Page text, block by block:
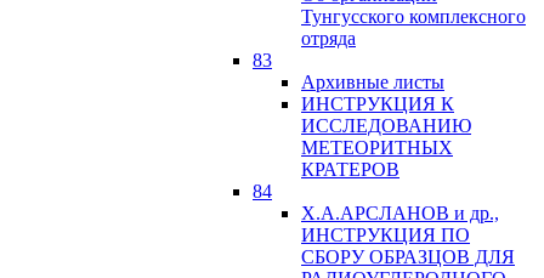
Тунгусского комплексного
отряда
83
Архивные листы
ИНСТРУКЦИЯ К
ИССЛЕДОВАНИЮ
МЕТЕОРИТНЫХ
КРАТЕРОВ
84
Х.А.АРСЛАНОВ и др.,
ИНСТРУКЦИЯ ПО
СБОРУ ОБРАЗЦОВ ДЛЯ